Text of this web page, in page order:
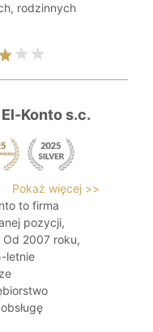
rodzinnych
Konto s.c.
Pokaż więcej >>
to firma
pozycji,
Od 2007 roku,
letnie